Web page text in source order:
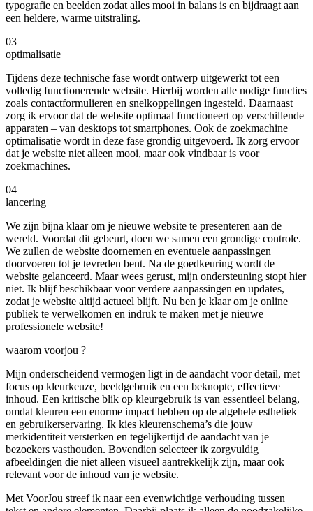
typografie en beelden zodat alles mooi in balans is en bijdraagt aan
een heldere, warme uitstraling.
03
optimalisatie
Tijdens deze technische fase wordt ontwerp uitgewerkt tot een
volledig functionerende website. Hierbij worden alle nodige functies
zoals contactformulieren en snelkoppelingen ingesteld. Daarnaast
zorg ik ervoor dat de website optimaal functioneert op verschillende
apparaten – van desktops tot smartphones. Ook de zoekmachine
optimalisatie wordt in deze fase grondig uitgevoerd. Ik zorg ervoor
dat je website niet alleen mooi, maar ook vindbaar is voor
zoekmachines.
04
lancering
We zijn bijna klaar om je nieuwe website te presenteren aan de
wereld. Voordat dit gebeurt, doen we samen een grondige controle.
We zullen de website doornemen en eventuele aanpassingen
doorvoeren tot je tevreden bent. Na de goedkeuring wordt de
website gelanceerd. Maar wees gerust, mijn ondersteuning stopt hier
niet. Ik blijf beschikbaar voor verdere aanpassingen en updates,
zodat je website altijd actueel blijft. Nu ben je klaar om je online
publiek te verwelkomen en indruk te maken met je nieuwe
professionele website!
waarom voorjou ?
Mijn onderscheidend vermogen ligt in de aandacht voor detail, met
focus op kleurkeuze, beeldgebruik en een beknopte, effectieve
inhoud. Een kritische blik op kleurgebruik is van essentieel belang,
omdat kleuren een enorme impact hebben op de algehele esthetiek
en gebruikerservaring. Ik kies kleurenschema’s die jouw
merkidentiteit versterken en tegelijkertijd de aandacht van je
bezoekers vasthouden. Bovendien selecteer ik zorgvuldig
afbeeldingen die niet alleen visueel aantrekkelijk zijn, maar ook
relevant voor de inhoud van je website.
Met VoorJou streef ik naar een evenwichtige verhouding tussen